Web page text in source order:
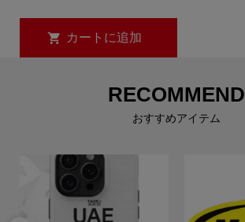
RECOMMEND
おすすめアイテム